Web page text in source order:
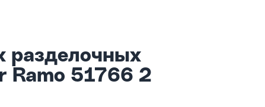
разделочных
Ramo 51766 2